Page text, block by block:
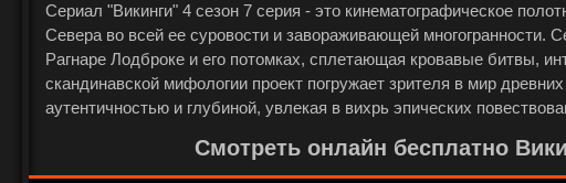
Сериал "Викинги" 4 сезон 7 серия - это кинематографическое
Севера во всей ее суровости и завораживающей многогранности.
Рагнаре Лодброке и его потомках, сплетающая кровавые битвы,
скандинавской мифологии проект погружает зрителя в мир
аутентичностью и глубиной, увлекая в вихрь эпических
Смотреть онлайн бесплатно